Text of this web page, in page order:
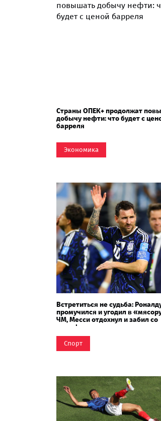
Страны ОПЕК+ продолжат
добычу нефти: что будет с
барреля
Экономика
Встретиться не судьба:
промучился и угодил в
ЧМ, Месси отдохнул и забил со
штрафного
Спорт